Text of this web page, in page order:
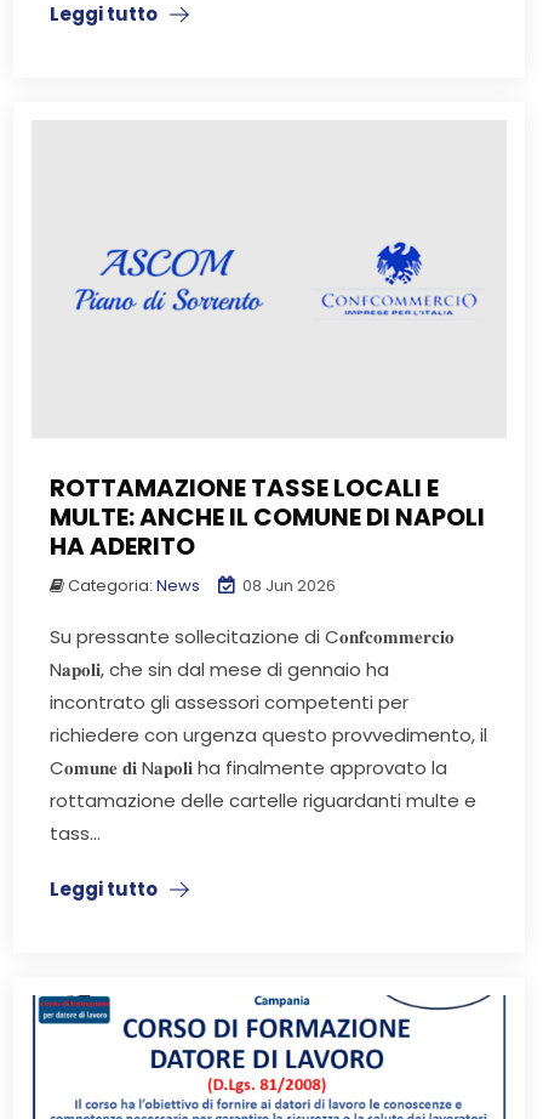
Leggi tutto
ROTTAMAZIONE TASSE LOCALI E
MULTE: ANCHE IL COMUNE DI NAPOLI
HA ADERITO
Categoria:News 08 Jun 2026
Su pressante sollecitazione di C𝐨𝐧𝐟𝐜𝐨𝐦𝐦𝐞𝐫𝐜𝐢𝐨
N𝐚𝐩𝐨𝐥𝐢, che sin dal mese di gennaio ha
incontrato gli assessori competenti per
richiedere con urgenza questo provvedimento, il
C𝐨𝐦𝐮𝐧𝐞 𝐝𝐢 N𝐚𝐩𝐨𝐥𝐢 ha finalmente approvato la
rottamazione delle cartelle riguardanti multe e
tass...
Leggi tutto